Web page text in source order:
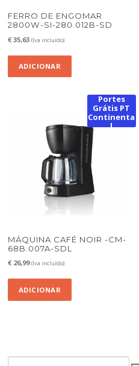
FERRO DE ENGOMAR
2800W-SI-280.012B-SD
€ 35,63 (Iva incluído)
ADICIONAR
Portes
Grátis PT
Continenta
l
MÁQUINA CAFÉ NOIR -CM-
68B.007A-SDL
€ 26,99 (Iva incluído)
ADICIONAR